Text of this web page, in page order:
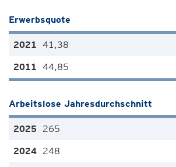
Erwerbsquote
41,38
44,85
Arbeitslose Jahresdurchschnitt
265
248